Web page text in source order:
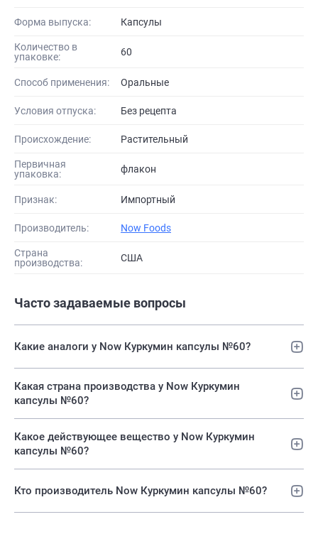
Форма выпуска: Капсулы
Количество в
упаковке:
60
Способ применения: Оральные
Условия отпуска: Без рецепта
Происхождение: Растительный
Первичная
упаковка:
флакон
Признак: Импортный
Производитель: Now Foods
Страна
производства:
США
Часто задаваемые вопросы
Какие аналоги у Now Куркумин капсулы №60?
Какая страна производства у Now Куркумин
капсулы №60?
Какое действующее вещество у Now Куркумин
капсулы №60?
Кто производитель Now Куркумин капсулы №60?